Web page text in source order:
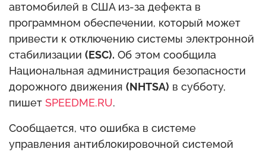
автомобилей в США из-за дефекта в
программном обеспечении, который может
привести к отключению системы электронной
стабилизации (ESC). Об этом сообщила
Национальная администрация безопасности
дорожного движения (NHTSA) в субботу,
пишет SPEEDME.RU.
Сообщается, что ошибка в системе
управления антиблокировочной системой